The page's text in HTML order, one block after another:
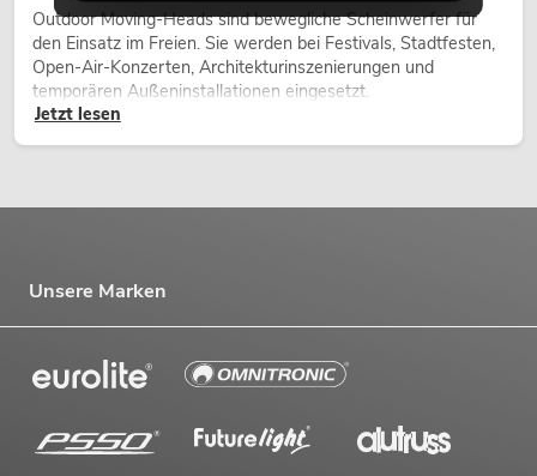
Outdoor Moving-Heads sind bewegliche Scheinwerfer für
den Einsatz im Freien. Sie werden bei Festivals, Stadtfesten,
Open-Air-Konzerten, Architekturinszenierungen und
temporären Außeninstallationen eingesetzt.
Jetzt lesen
Unsere Marken